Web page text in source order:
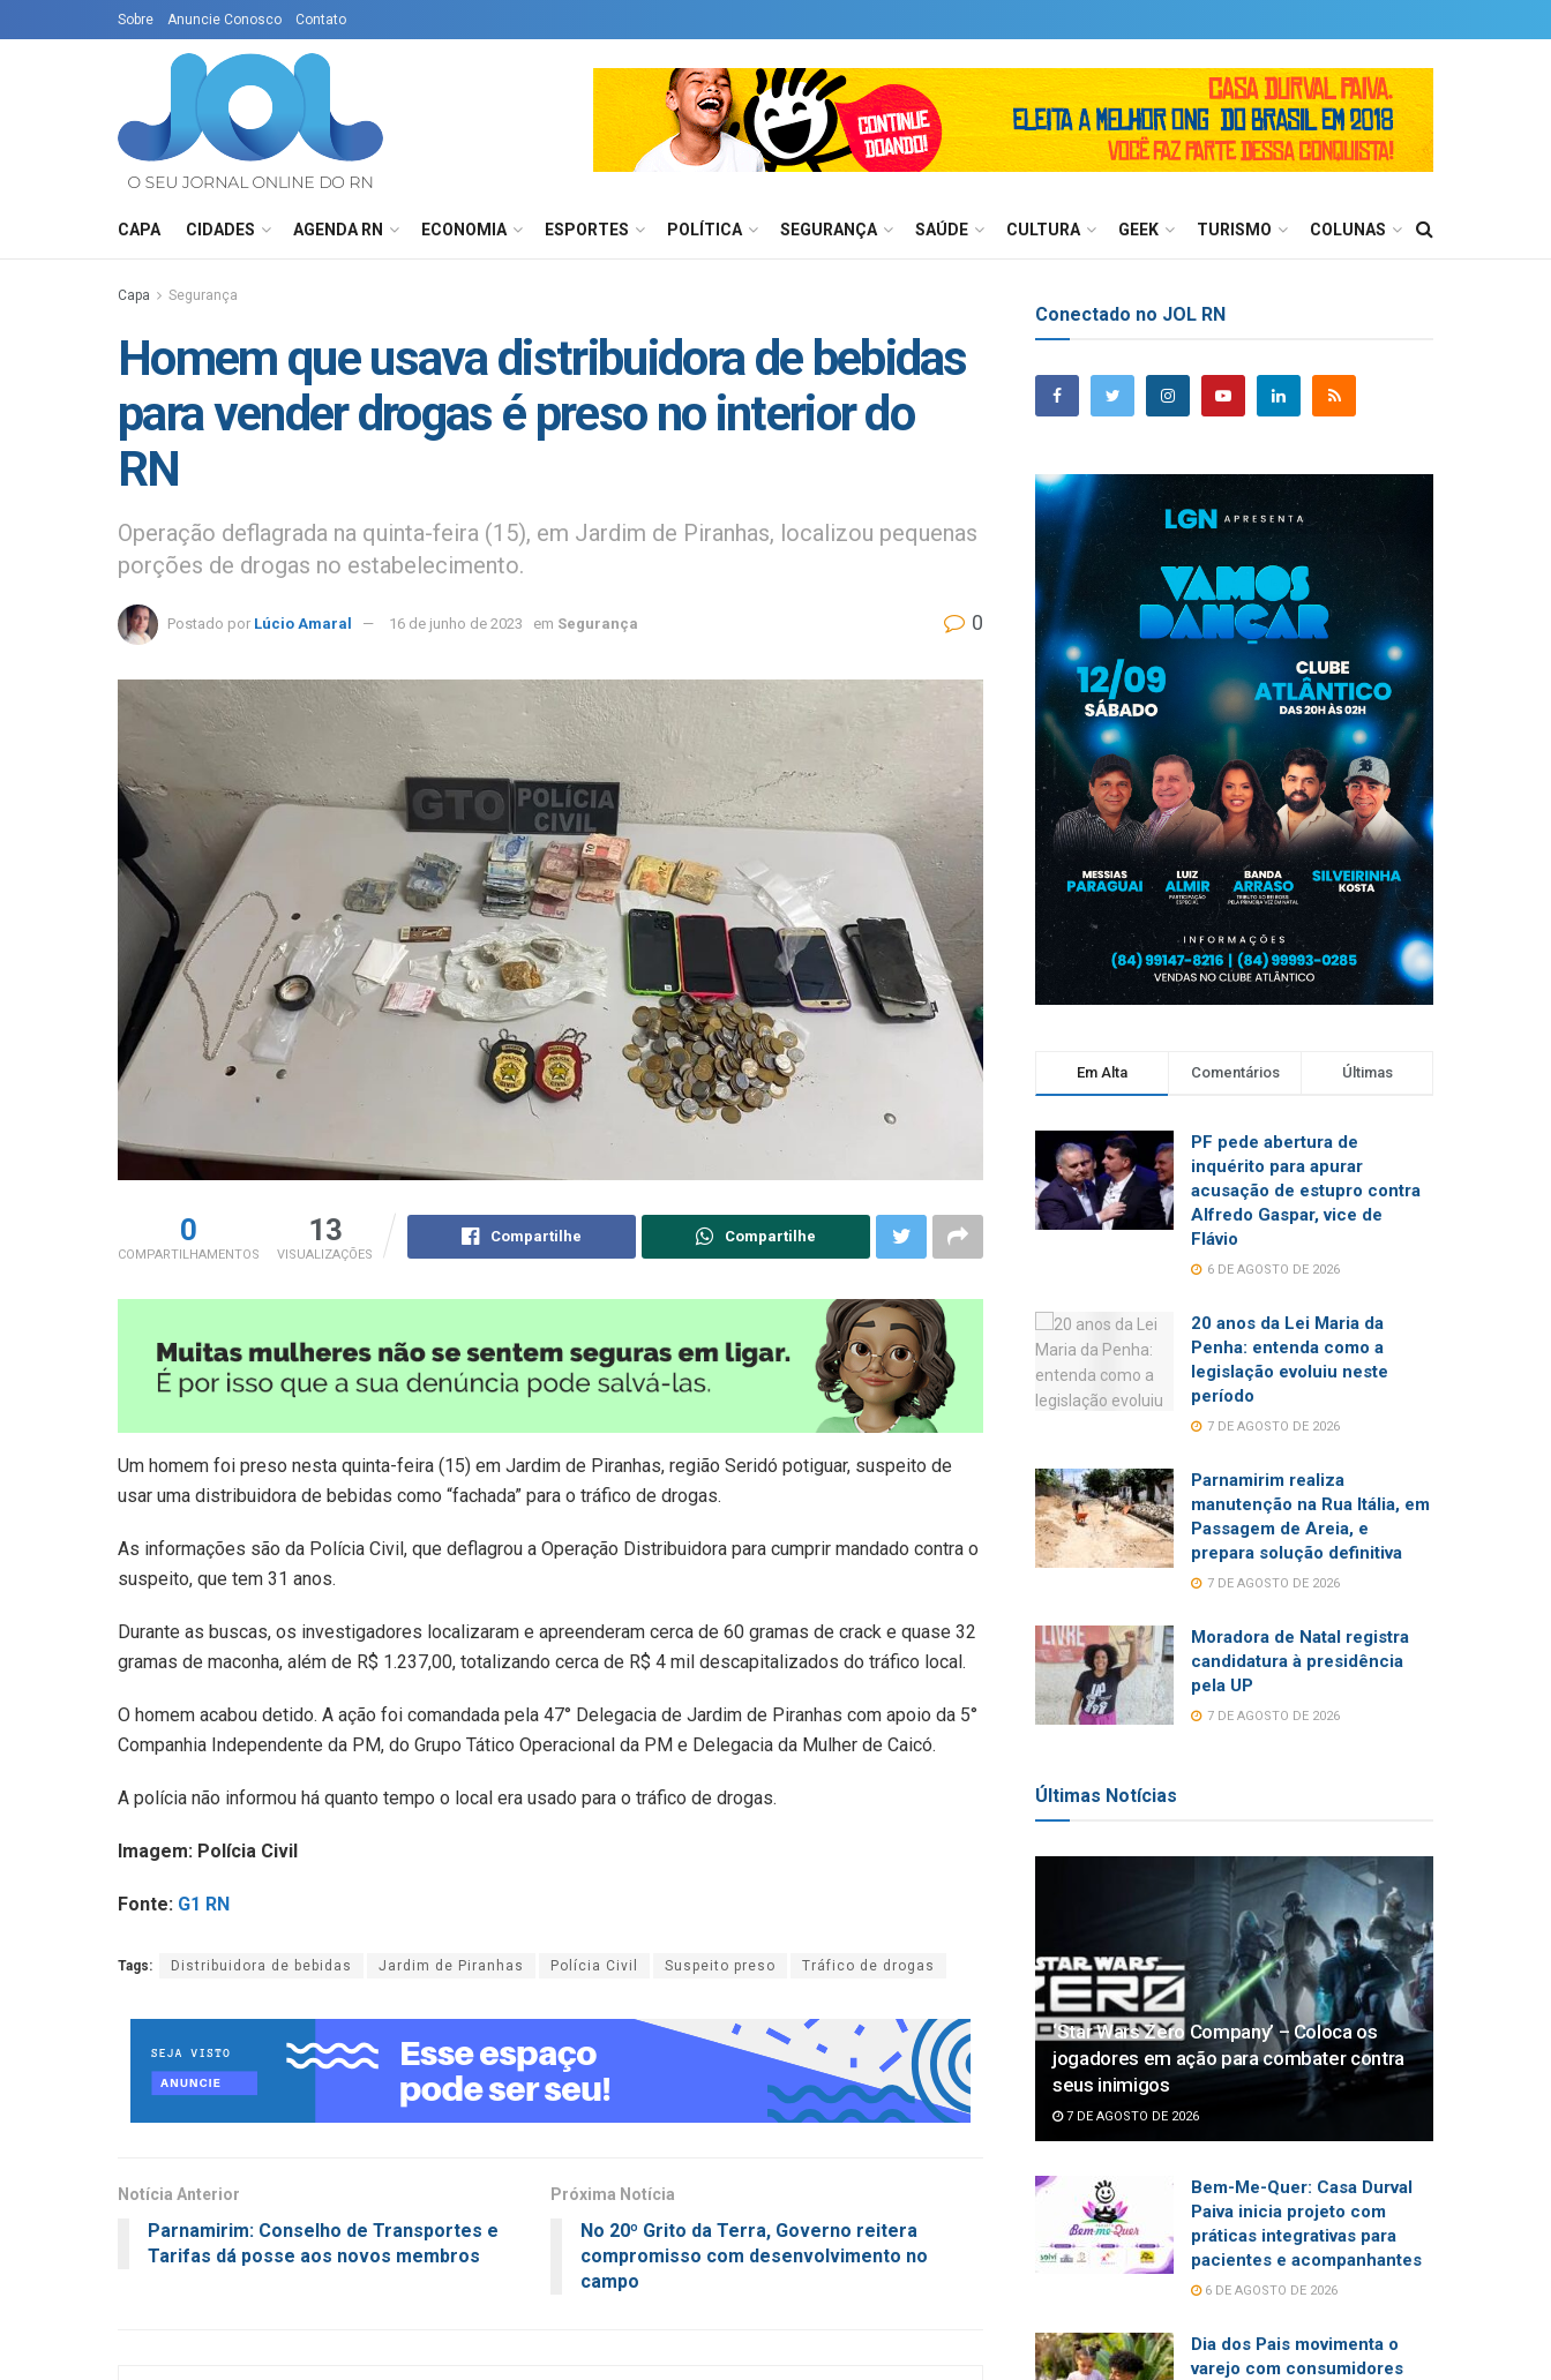
Sobre Anuncie Conosco Contato
CAPA CIDADES AGENDA RN ECONOMIA ESPORTES POLÍTICA SEGURANÇA SAÚDE CULTURA GEEK TURISMO COLUNAS
Capa Segurança
Homem que usava distribuidora de bebidas
para vender drogas é preso no interior do
RN
Operação deflagrada na quinta-feira (15), em Jardim de Piranhas, localizou pequenas
porções de drogas no estabelecimento.
Postado por Lúcio Amaral 16 de junho de 2023 em Segurança 0
0
COMPARTILHAMENTOS
13
VISUALIZAÇÕES
Compartilhe Compartilhe
Um homem foi preso nesta quinta-feira (15) em Jardim de Piranhas, região Seridó potiguar, suspeito de
usar uma distribuidora de bebidas como “fachada” para o tráfico de drogas.
As informações são da Polícia Civil, que deflagrou a Operação Distribuidora para cumprir mandado contra o
suspeito, que tem 31 anos.
Durante as buscas, os investigadores localizaram e apreenderam cerca de 60 gramas de crack e quase 32
gramas de maconha, além de R$ 1.237,00, totalizando cerca de R$ 4 mil descapitalizados do tráfico local.
O homem acabou detido. A ação foi comandada pela 47° Delegacia de Jardim de Piranhas com apoio da 5°
Companhia Independente da PM, do Grupo Tático Operacional da PM e Delegacia da Mulher de Caicó.
A polícia não informou há quanto tempo o local era usado para o tráfico de drogas.
Imagem: Polícia Civil
Fonte: G1 RN
Tags: Distribuidora de bebidas Jardim de Piranhas Polícia Civil Suspeito preso Tráfico de drogas
Notícia Anterior
Parnamirim: Conselho de Transportes e
Tarifas dá posse aos novos membros
Próxima Notícia
No 20º Grito da Terra, Governo reitera
compromisso com desenvolvimento no
campo
Conectado no JOL RN
Em Alta Comentários Últimas
PF pede abertura de
inquérito para apurar
acusação de estupro contra
Alfredo Gaspar, vice de
Flávio
6 DE AGOSTO DE 2026
20 anos da Lei Maria da
Penha: entenda como a
legislação evoluiu neste
período
7 DE AGOSTO DE 2026
Parnamirim realiza
manutenção na Rua Itália, em
Passagem de Areia, e
prepara solução definitiva
7 DE AGOSTO DE 2026
Moradora de Natal registra
candidatura à presidência
pela UP
7 DE AGOSTO DE 2026
Últimas Notícias
‘Star Wars Zero Company’ – Coloca os
jogadores em ação para combater contra
seus inimigos
7 DE AGOSTO DE 2026
Bem-Me-Quer: Casa Durval
Paiva inicia projeto com
práticas integrativas para
pacientes e acompanhantes
6 DE AGOSTO DE 2026
Dia dos Pais movimenta o
varejo com consumidores